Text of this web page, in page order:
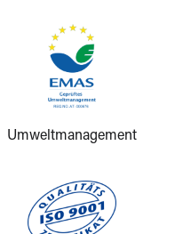
Umweltmanagement